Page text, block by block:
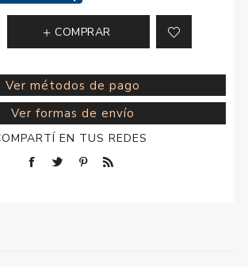
COMPRAR
Ver métodos de pago
Ver formas de envío
EN TUS REDES